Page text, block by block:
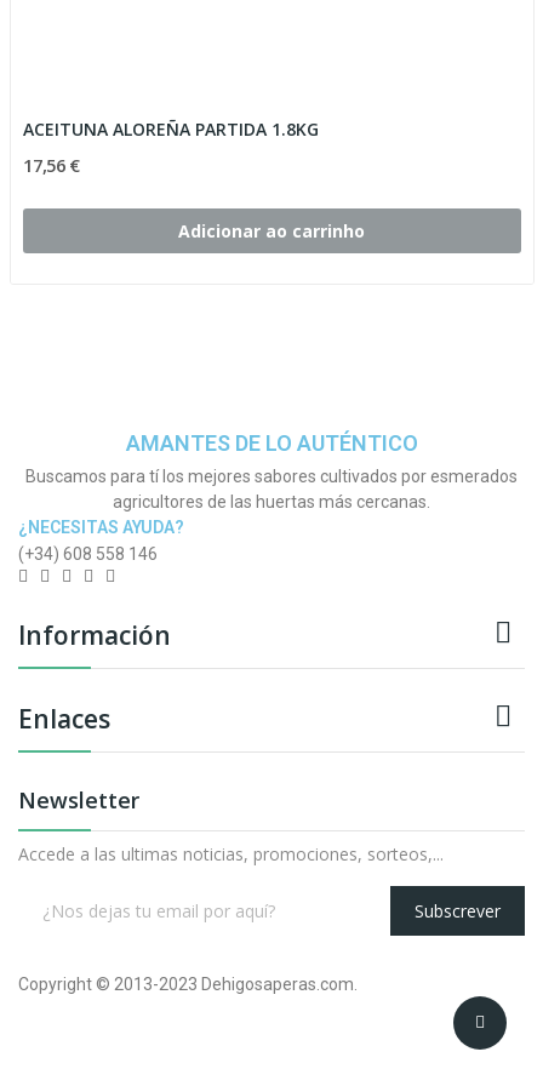
ACEITUNA ALOREÑA PARTIDA 1.8KG
17,56 €
Adicionar ao carrinho
AMANTES DE LO AUTÉNTICO
Buscamos para tí los mejores sabores cultivados por esmerados
agricultores de las huertas más cercanas.
¿NECESITAS AYUDA?
(+34) 608 558 146
Información 
Enlaces 
Newsletter
Accede a las ultimas noticias, promociones, sorteos,...
Subscrever
Copyright © 2013-2023 Dehigosaperas.com.